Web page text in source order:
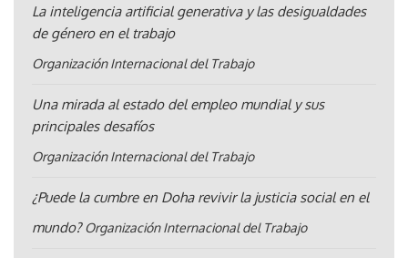
La inteligencia artificial generativa y las desigualdades
de género en el trabajo
Organización Internacional del Trabajo
Una mirada al estado del empleo mundial y sus
principales desafíos
Organización Internacional del Trabajo
¿Puede la cumbre en Doha revivir la justicia social en el
mundo? Organización Internacional del Trabajo